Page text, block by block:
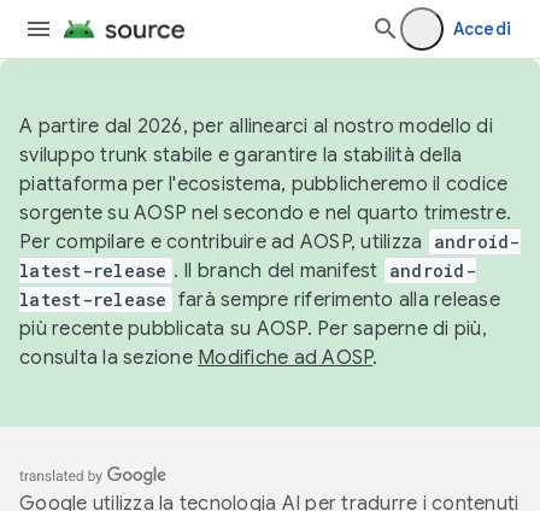
Accedi
A partire dal 2026, per allinearci al nostro modello di
sviluppo trunk stabile e garantire la stabilità della
piattaforma per l'ecosistema, pubblicheremo il codice
sorgente su AOSP nel secondo e nel quarto trimestre.
Per compilare e contribuire ad AOSP, utilizza
android-
latest-release . Il branch del manifest android-
latest-release farà sempre riferimento alla release
più recente pubblicata su AOSP. Per saperne di più,
consulta la sezione Modifiche ad AOSP.
Google utilizza la tecnologia AI per tradurre i contenuti